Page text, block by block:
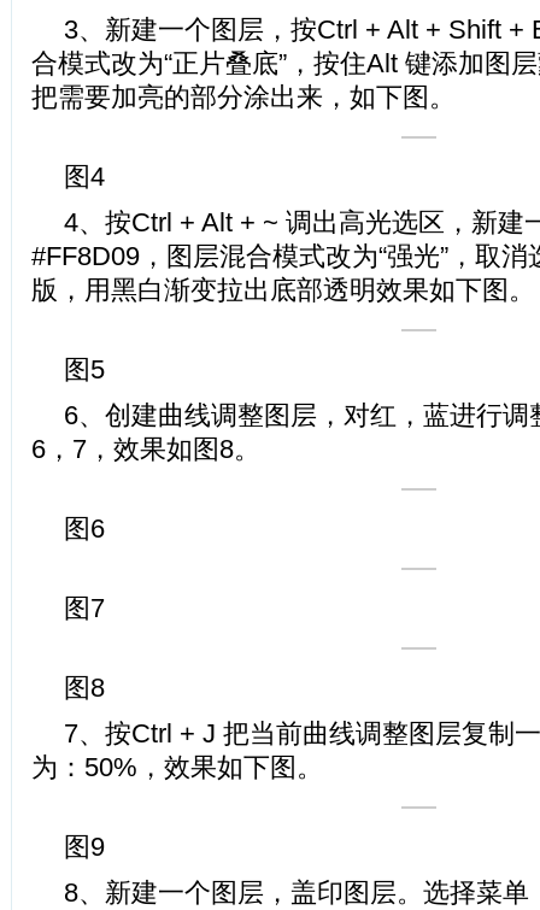
3、新建一个图层，按Ctrl + Alt + Shift +
合模式改为“正片叠底”，按住Alt 键添加图
把需要加亮的部分涂出来，如下图。
图4
4、按Ctrl + Alt + ~ 调出高光选区，新建
#FF8D09，图层混合模式改为“强光”，取
版，用黑白渐变拉出底部透明效果如下图。
图5
6、创建曲线调整图层，对红，蓝进行调
6，7，效果如图8。
图6
图7
图8
7、按Ctrl + J 把当前曲线调整图层复制
为：50%，效果如下图。
图9
8、新建一个图层，盖印图层。选择菜单